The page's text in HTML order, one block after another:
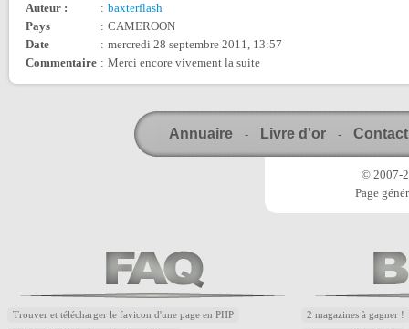
Auteur : : baxterflash
Pays
: CAMEROON
Date
: mercredi 28 septembre 2011, 13:57
Commentaire : Merci encore vivement la suite
Annuaire - Livre d'or - Contact
© 2007-
Page
Trouver et télécharger le favicon d'une page en PHP 2 magazines à gagner !